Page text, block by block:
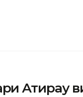
Атирау